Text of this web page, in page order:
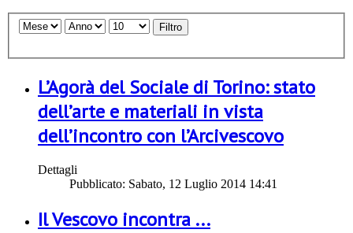
Filtro
L’Agorà del Sociale di Torino: stato
dell’arte e materiali in vista
dell’incontro con l’Arcivescovo
Dettagli
Pubblicato: Sabato, 12 Luglio 2014 14:41
Il Vescovo incontra ...